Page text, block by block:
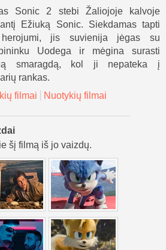
Sonic 2 stebi Žaliojoje kalvoje
Ežiuką Sonic. Siekdamas tapti
jis suvienija jėgas su
Uodega ir mėgina surasti
smaragdą, kol ji nepateka į
rankas.
filmai
Nuotykių filmai
šį filmą iš jo vaizdų.